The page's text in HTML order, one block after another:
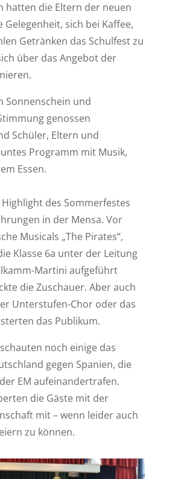
hatten die Eltern der neuen
Gelegenheit, sich bei Kaffee,
Getränken das Schulfest zu
über das Angebot der
Sonnenschein und
genossen
Schüler, Eltern und
Programm mit Musik,
Essen.
des Sommerfestes
in der Mensa. Vor
Musicals „The Pirates“,
Klasse 6a unter der Leitung
Martini aufgeführt
die Zuschauer. Aber auch
Unterstufen-Chor oder das
das Publikum.
noch einige das
gegen Spanien, die
EM aufeinandertrafen.
die Gäste mit der
mit – wenn leider auch
zu können.